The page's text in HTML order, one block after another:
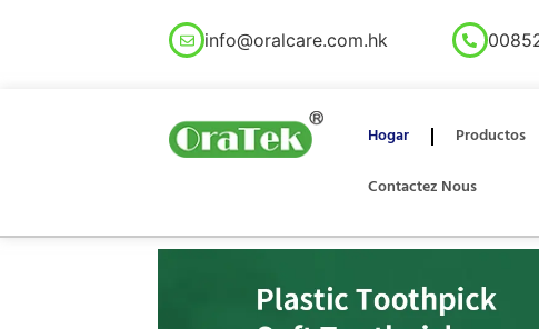
info@oralcare.com.hk
Hogar Productos
Contactez Nous